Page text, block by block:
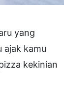
yang
ajak kamu
kekinian